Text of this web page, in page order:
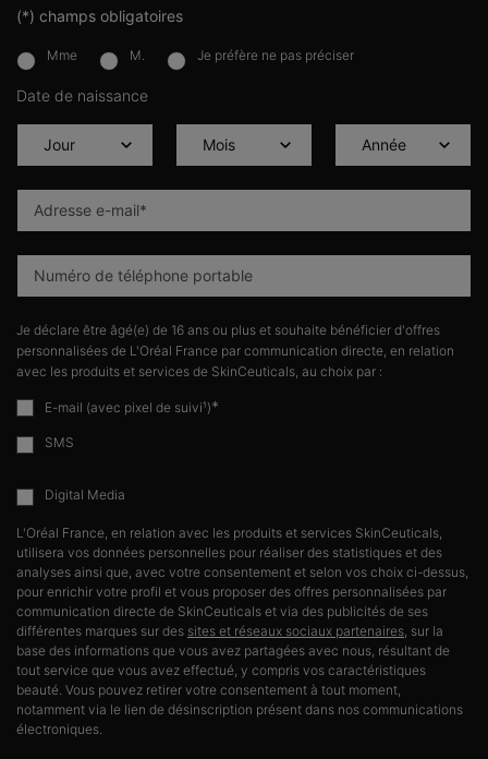
(*) champs obligatoires
newslettersignup.title.legend
Mme M. Je préfère ne pas préciser
Date de naissance
Adresse e-mail*
Numéro de téléphone portable
Je déclare être âgé(e) de 16 ans ou plus et souhaite bénéficier d'offres
personnalisées de L'Oréal France par communication directe, en relation
avec les produits et services de SkinCeuticals, au choix par :
E-mail (avec pixel de suivi¹)*
SMS
Digital Media
L'Oréal France, en relation avec les produits et services SkinCeuticals,
utilisera vos données personnelles pour réaliser des statistiques et des
analyses ainsi que, avec votre consentement et selon vos choix ci-dessus,
pour enrichir votre profil et vous proposer des offres personnalisées par
communication directe de SkinCeuticals et via des publicités de ses
différentes marques sur des sites et réseaux sociaux partenaires, sur la
base des informations que vous avez partagées avec nous, résultant de
tout service que vous avez effectué, y compris vos caractéristiques
beauté. Vous pouvez retirer votre consentement à tout moment,
notamment via le lien de désinscription présent dans nos communications
électroniques.